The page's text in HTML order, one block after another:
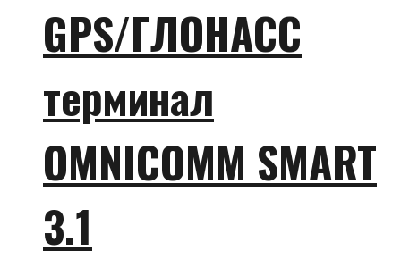
GPS/ГЛОНАСС
терминал
OMNICOMM SMART
3.1